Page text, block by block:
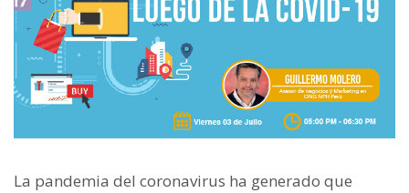
La pandemia del coronavirus ha generado que